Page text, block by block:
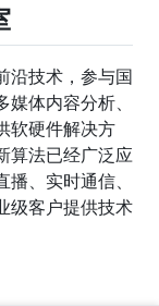
沿技术，参与国
体内容分析、
软硬件解决方
算法已经广泛应
、实时通信、
级客户提供技术